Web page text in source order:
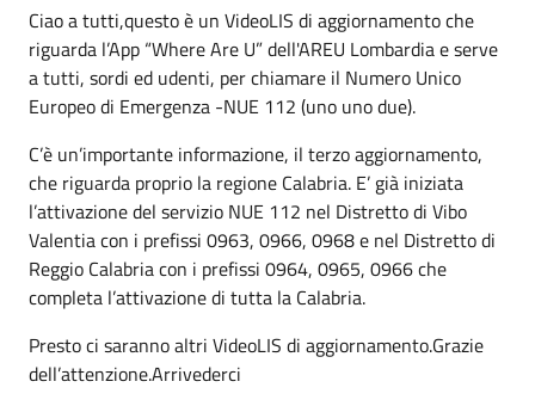
Ciao a tutti,questo è un VideoLIS di aggiornamento che
riguarda l’App “Where Are U” dell'AREU Lombardia e serve
a tutti, sordi ed udenti, per chiamare il Numero Unico
Europeo di Emergenza -NUE 112 (uno uno due).
C’è un’importante informazione, il terzo aggiornamento,
che riguarda proprio la regione Calabria. E’ già iniziata
l’attivazione del servizio NUE 112 nel Distretto di Vibo
Valentia con i prefissi 0963, 0966, 0968 e nel Distretto di
Reggio Calabria con i prefissi 0964, 0965, 0966 che
completa l’attivazione di tutta la Calabria.
Presto ci saranno altri VideoLIS di aggiornamento.Grazie
dell’attenzione.Arrivederci